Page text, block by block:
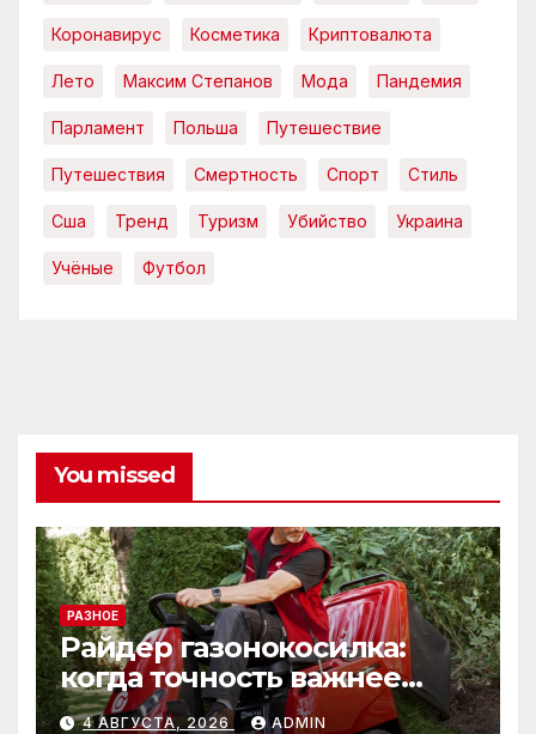
Коронавирус Косметика Криптовалюта
Лето Максим Степанов Мода Пандемия
Парламент Польша Путешествие
Путешествия Смертность Спорт Стиль
Сша Тренд Туризм Убийство Украина
Учёные Футбол
You missed
РАЗНОЕ
Райдер газонокосилка:
когда точность важнее
скорости
4 АВГУСТА, 2026 ADMIN